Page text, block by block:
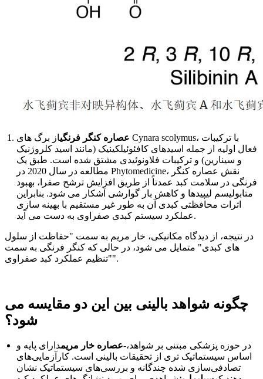
عصاره کنگر فرنگیاز برگ های Cynara scolymus، با ترکیبات
فعال اولیه از جمله اسیدهای کافئوئیلکینیک (مانند اسید کلروژنیک
و سینارین) و ترکیبات فلاونوئیدی مشتق شده است. طبق یک
مطالعه در سال 2020 در Phytomedicine، نقش عصاره کنگر
فرنگی در سلامت کبد عمدتاً از طریق افزایش ترشح صفرا، بهبود
متابولیسم لیپیدها و کاهش بار گوارشی آشکار می شود. بنابراین
اثرات محافظتی کبدی آن به طور غیر مستقیم با بهینه سازی
عملکرد سیستم کبدی صفراوی به دست می آید.
در نتیجه، از دیدگاه مکانیکی، خار مریم به سمت "حفاظت از سلول
های کبدی" متمایل می شود، در حالی که کنگر فرنگی به سمت
"تنظیم عملکرد کبد صفراوی".
چگونه شواهد بالینی بین این دو مقایسه می
شود؟
در حوزه پزشکی مبتنی بر شواهد،-عصاره خار مریمدارای پایه و
اساس سیستماتیک تری از تحقیقات بالینی است. کارآزمایی‌های
تصادفی‌سازی شده چندگانه و بررسی‌های سیستماتیک نشان